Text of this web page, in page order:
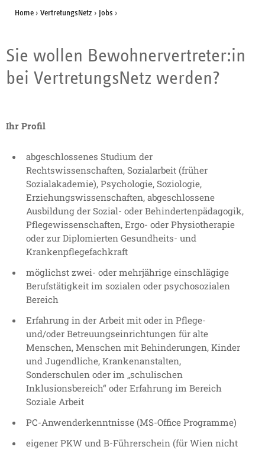
Home › VertretungsNetz › Jobs ›
Sie wollen Bewohnervertreter:in
bei VertretungsNetz werden?
Ihr Profil
abgeschlossenes Studium der
Rechtswissenschaften, Sozialarbeit (früher
Sozialakademie), Psychologie, Soziologie,
Erziehungswissenschaften, abgeschlossene
Ausbildung der Sozial- oder Behindertenpädagogik,
Pflegewissenschaften, Ergo- oder Physiotherapie
oder zur Diplomierten Gesundheits- und
Krankenpflegefachkraft
möglichst zwei- oder mehrjährige einschlägige
Berufstätigkeit im sozialen oder psychosozialen
Bereich
Erfahrung in der Arbeit mit oder in Pflege-
und/oder Betreuungseinrichtungen für alte
Menschen, Menschen mit Behinderungen, Kinder
und Jugendliche, Krankenanstalten,
Sonderschulen oder im „schulischen
Inklusionsbereich“ oder Erfahrung im Bereich
Soziale Arbeit
PC-Anwenderkenntnisse (MS-Office Programme)
eigener PKW und B-Führerschein (für Wien nicht